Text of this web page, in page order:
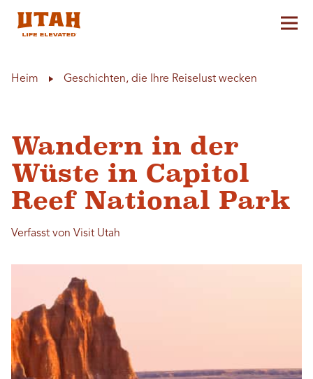
Heim Geschichten, die Ihre Reiselust wecken
Wandern in der
Wüste in Capitol
Reef National Park
Verfasst von Visit Utah